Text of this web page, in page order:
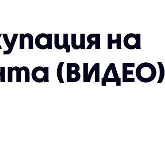
на
(ВИДЕО)